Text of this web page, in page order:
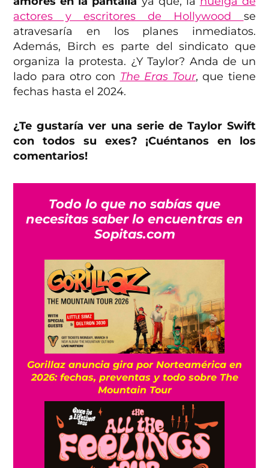
actores y escritores de Hollywood se
atravesaría en los planes inmediatos.
Además, Birch es parte del sindicato que
organiza la protesta. ¿Y Taylor? Anda de un
lado para otro con The Eras Tour, que tiene
fechas hasta el 2024.
¿Te gustaría ver una serie de Taylor Swift
con todos su exes? ¡Cuéntanos en los
comentarios!
Todo lo que no sabías que
necesitas saber lo encuentras en
Sopitas.com
Gorillaz anuncia gira por Norteamérica en
2026: fechas, preventas y todo sobre The
Mountain Tour